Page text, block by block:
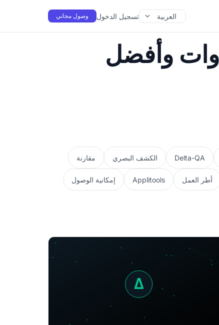
العربية تسجيل الدخول وصول مجاني
وأفضل
Delta-QA الكشف البصري مقارنة
أطر العمل Applitools إمكانية الوصول